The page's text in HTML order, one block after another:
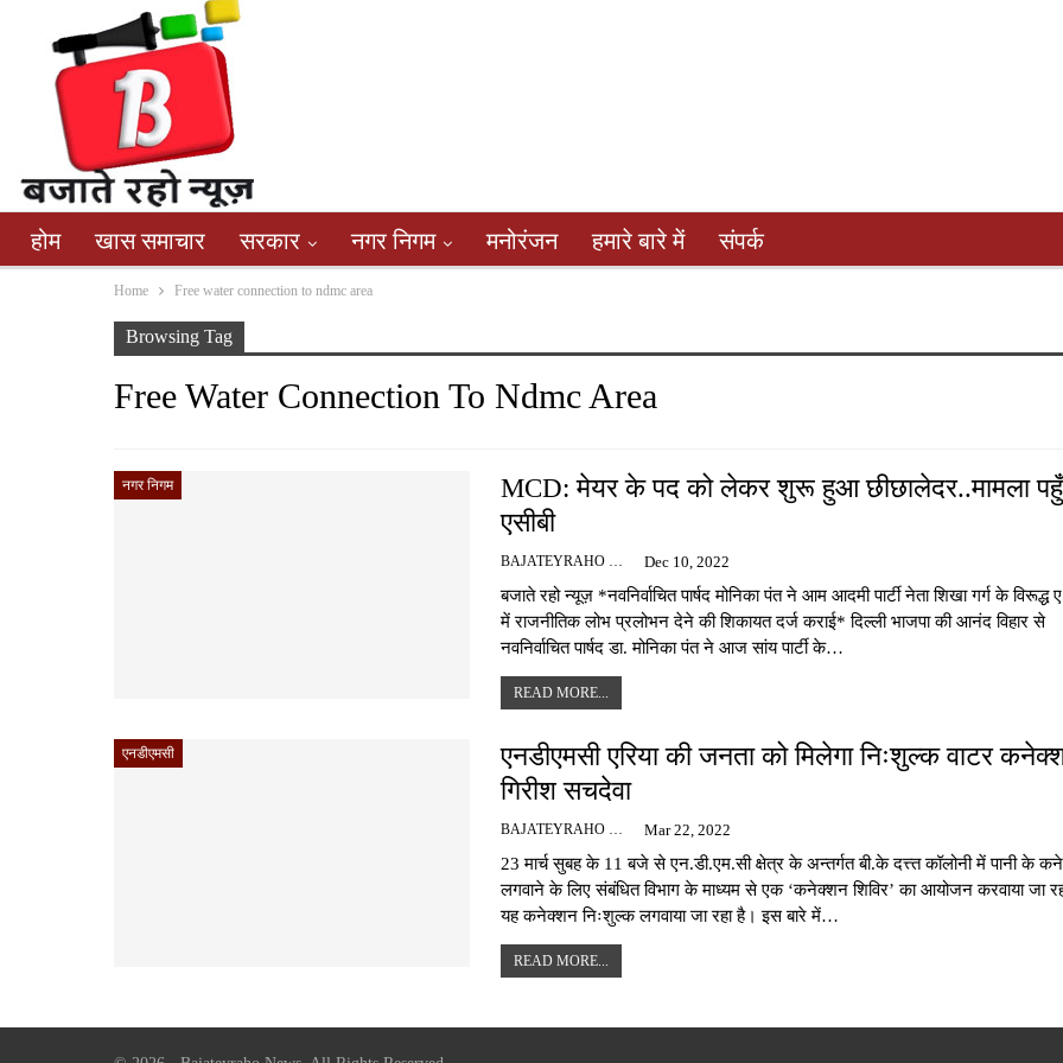
होम खास समाचार सरकार नगर निगम मनोरंजन हमारे बारे में संपर्क
Home Free water connection to ndmc area
Browsing Tag
Free Water Connection To Ndmc Area
नगर निगम
MCD: मेयर के पद को लेकर शुरू हुआ छीछालेदर..मामला
एसीबी
BAJATEYRAHO NEWS Dec 10, 2022
बजाते रहो न्यूज़ *नवनिर्वाचित पार्षद मोनिका पंत ने आम आदमी पार्टी नेता शिखा गर्ग के विरूद्ध
में राजनीतिक लोभ प्रलोभन देने की शिकायत दर्ज कराई* दिल्ली भाजपा की आनंद विहार से
नवनिर्वाचित पार्षद डा. मोनिका पंत ने आज सांय पार्टी के…
READ MORE...
एनडीएमसी
एनडीएमसी एरिया की जनता को मिलेगा निःशुल्क वाटर
गिरीश सचदेवा
BAJATEYRAHO NEWS Mar 22, 2022
23 मार्च सुबह के 11 बजे से एन.डी.एम.सी क्षेत्र के अन्तर्गत बी.के दत्त्त कॉलोनी में पानी के
लगवाने के लिए संबंधित विभाग के माध्यम से एक ‘कनेक्शन शिविर’ का आयोजन करवाया जा
यह कनेक्शन निःशुल्क लगवाया जा रहा है। इस बारे में…
READ MORE...